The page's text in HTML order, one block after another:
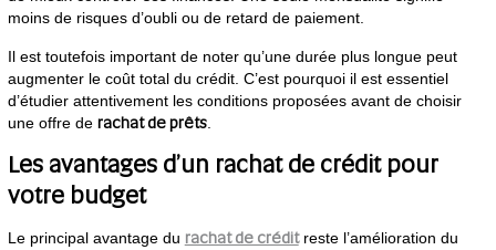
moins de risques d’oubli ou de retard de paiement.
Il est toutefois important de noter qu’une durée plus longue peut
augmenter le coût total du crédit. C’est pourquoi il est essentiel
d’étudier attentivement les conditions proposées avant de choisir
une offre de rachat de prêts.
Les avantages d’un rachat de crédit pour
votre budget
Le principal avantage du rachat de créditreste l’amélioration du